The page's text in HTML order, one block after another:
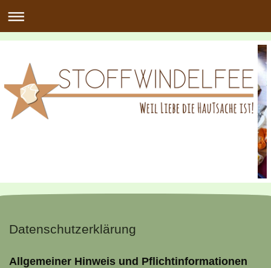
Datenschutzerklärung
Allgemeiner Hinweis und Pflichtinformationen